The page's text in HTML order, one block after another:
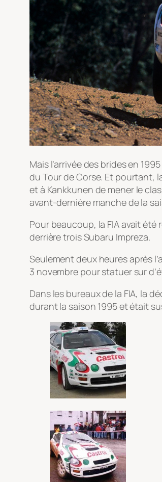
Mais l’arrivée des brides en
du Tour de Corse. Et pourtant,
et à Kankkunen de mener le
avant-dernière manche de la
Pour beaucoup, la FIA avait
derrière trois Subaru Impreza.
Seulement deux heures après
3 novembre pour statuer sur
Dans les bureaux de la FIA, la
durant la saison 1995 et était